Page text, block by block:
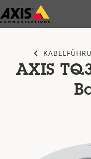
Zum
Hauptinhalt
AXIS